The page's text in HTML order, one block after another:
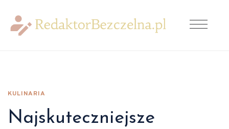
KULINARIA
Najskuteczniejsze